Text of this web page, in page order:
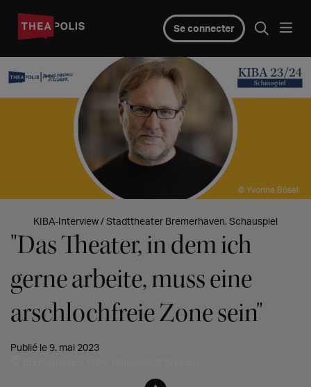
Se connecter
© Yvonne Bösel
KIBA-Interview / Stadttheater Bremerhaven, Schauspiel
"Das Theater, in dem ich
gerne arbeite, muss eine
arschlochfreie Zone sein"
Publié le 9. mai 2023